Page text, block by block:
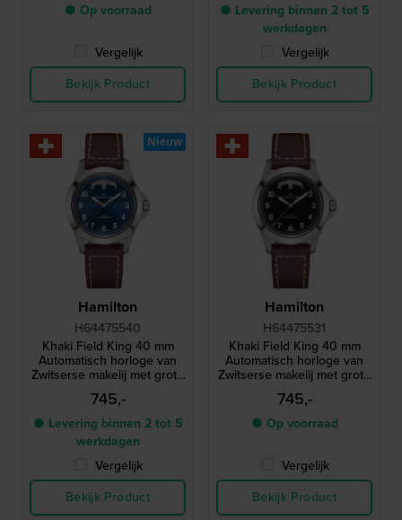
● Op voorraad
Vergelijk
Bekijk Product
● Levering binnen 2 tot 5
werkdagen
Vergelijk
Bekijk Product
Hamilton
H64475540
Khaki Field King 40 mm
Automatisch horloge van
Zwitserse makelij met grote
dag-datum
745,-
● Levering binnen 2 tot 5
werkdagen
Vergelijk
Bekijk Product
Nieuw
Hamilton
H64475531
Khaki Field King 40 mm
Automatisch horloge van
Zwitserse makelij met grote
dag-datum
745,-
● Op voorraad
Vergelijk
Bekijk Product